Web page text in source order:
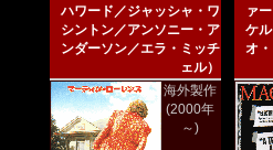
ハワード／ジャッシャ・ワ
シントン／アンソニー・ア
ンダーソン／エラ・ミッチ
ェル）
海外製作
(2000年
～)
ァ
ケ
オ